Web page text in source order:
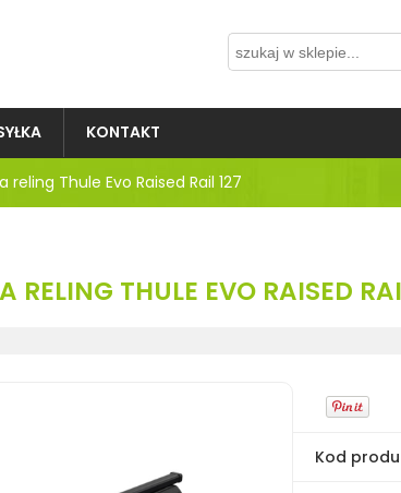
KONTAKT
reling Thule Evo Raised Rail 127
RELING THULE EVO RAISED
Kod